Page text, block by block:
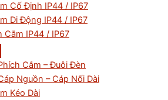
Cố Định IP44 / IP67
Di Động IP44 / IP67
Cắm IP44 / IP67
Cắm – Đuôi Đèn
Nguồn – Cáp Nối Dài
Kéo Dài